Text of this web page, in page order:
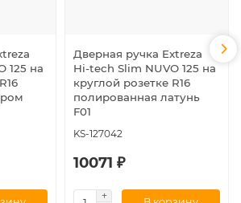
125 на
Дверная ручка Extreza
Hi-tech Slim NUVO 125 на
круглой розетке R16
полированная латунь
F01
KS-127042
10071 ₽